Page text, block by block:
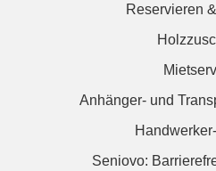
Reservieren
Anhänger- und
Seniovo: